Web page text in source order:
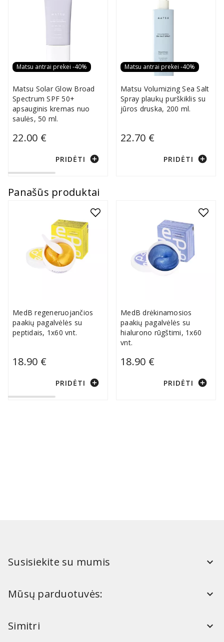
Matsu antrai prekei -40%
Matsu Solar Glow Broad
Spectrum SPF 50+
apsauginis kremas nuo
saulės, 50 ml.
22.00 €
PRIDĖTI add_circle
Matsu antrai prekei -40%
Matsu Volumizing Sea Salt
Spray plaukų purškiklis su
jūros druska, 200 ml.
22.70 €
PRIDĖTI add_circle
Panašūs produktai
MedB regeneruojančios
paakių pagalvėlės su
peptidais, 1x60 vnt.
18.90 €
PRIDĖTI add_circle
MedB drėkinamosios
paakių pagalvėlės su
hialurono rūgštimi, 1x60
vnt.
18.90 €
PRIDĖTI add_circle
Susisiekite su mumis
Mūsų parduotuvės:
Simitri